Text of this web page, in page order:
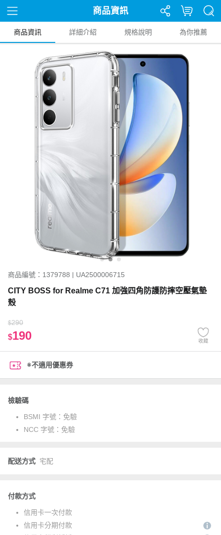
商品資訊
商品資訊 詳細介紹 規格說明 為你推薦
商品編號：1379788 | UA2500006715
CITY BOSS for Realme C71 加強四角防護防摔空壓氣墊
殼
$290
$190 收藏
※不適用優惠券
檢驗碼
BSMI 字號： 免驗
NCC 字號： 免驗
配送方式 宅配
付款方式
信用卡一次付款
信用卡分期付款